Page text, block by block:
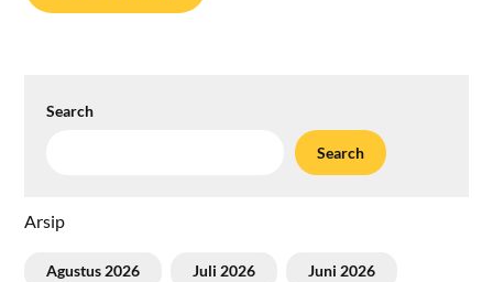
Search
Search
Arsip
Agustus 2026 Juli 2026 Juni 2026